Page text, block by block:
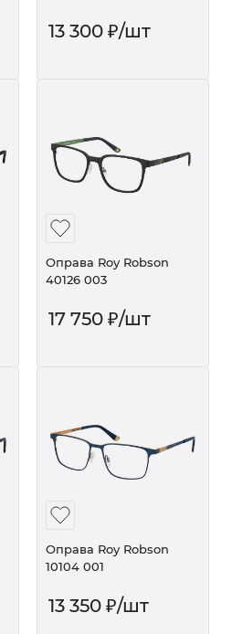
13 300₽/шт
Оправа Roy Robson
40126 003
17 750₽/шт
Оправа Roy Robson
10104 001
13 350₽/шт